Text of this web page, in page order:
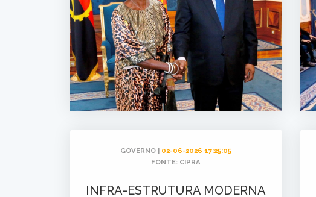
GOVERNO | 02-06-2026 17:25:05
FONTE: CIPRA
INFRA-ESTRUTURA MODERNA